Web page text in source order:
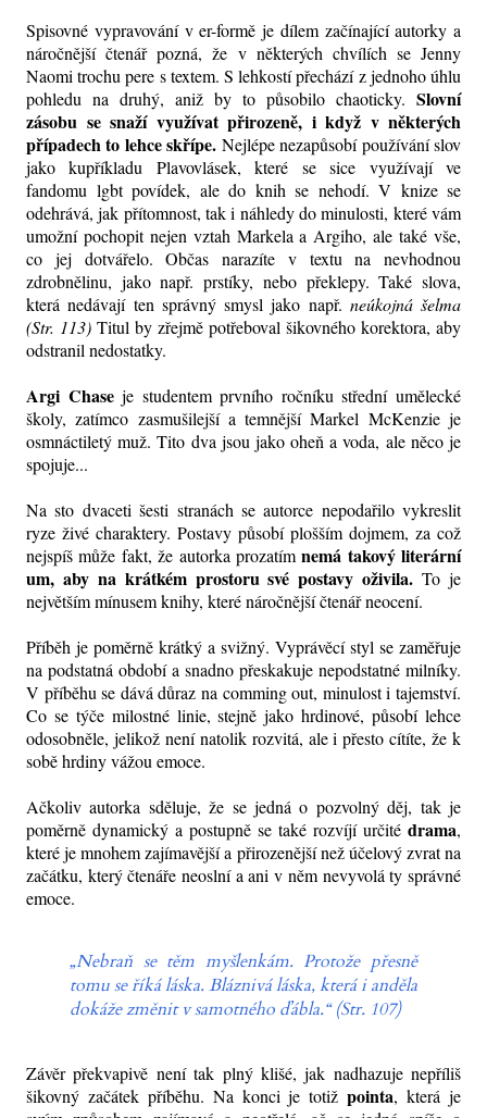
Spisovné vypravování v er-formě je dílem začínající autorky a
náročnější čtenář pozná, že v některých chvílích se Jenny
Naomi trochu pere s textem. S lehkostí přechází z jednoho úhlu
pohledu na druhý, aniž by to působilo chaoticky. Slovní
zásobu se snaží využívat přirozeně, i když v některých
případech to lehce skřípe. Nejlépe nezapůsobí používání slov
jako kupříkladu Plavovlásek, které se sice využívají ve
fandomu lgbt povídek, ale do knih se nehodí. V knize se
odehrává, jak přítomnost, tak i náhledy do minulosti, které vám
umožní pochopit nejen vztah Markela a Argiho, ale také vše,
co jej dotvářelo. Občas narazíte v textu na nevhodnou
zdrobnělinu, jako např. prstíky, nebo překlepy. Také slova,
která nedávají ten správný smysl jako např. neúkojná šelma
(Str. 113) Titul by zřejmě potřeboval šikovného korektora, aby
odstranil nedostatky.
Argi Chaseje studentem prvního ročníku střední umělecké
školy, zatímco zasmušilejší a temnější Markel McKenzie je
osmnáctiletý muž. Tito dva jsou jako oheň a voda, ale něco je
spojuje...
Na sto dvaceti šesti stranách se autorce nepodařilo vykreslit
ryze živé charaktery. Postavy působí plošším dojmem, za což
nejspíš může fakt, že autorka prozatímnemá takový literární
um, aby na krátkém prostoru své postavy oživila.To je
největším mínusem knihy, které náročnější čtenář neocení.
Příběh je poměrně krátký a svižný. Vyprávěcí styl se zaměřuje
na podstatná období a snadno přeskakuje nepodstatné milníky.
V příběhu se dává důraz na comming out, minulost i tajemství.
Co se týče milostné linie, stejně jako hrdinové, působí lehce
odosobněle, jelikož není natolik rozvitá, ale i přesto cítíte, že k
sobě hrdiny vážou emoce.
Ačkoliv autorka sděluje, že se jedná o pozvolný děj, tak je
poměrně dynamický a postupně se také rozvíjí určité drama,
které je mnohem zajímavější a přirozenější než účelový zvrat na
začátku, který čtenáře neoslní a ani v něm nevyvolá ty správné
emoce.
„Nebraň se těm myšlenkám. Protože přesně
tomu se říká láska. Bláznivá láska, která i anděla
dokáže změnit v samotného ďábla.“ (Str. 107)
Závěr překvapivě není tak plný klišé, jak nadhazuje nepříliš
šikovný začátek příběhu. Na konci je totižpointa, která je